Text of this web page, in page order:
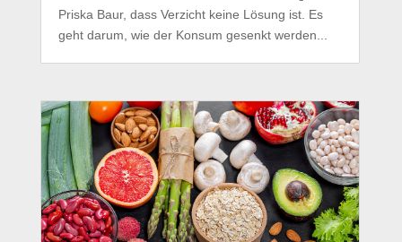
Priska Baur, dass Verzicht keine Lösung ist. Es
geht darum, wie der Konsum gesenkt werden...